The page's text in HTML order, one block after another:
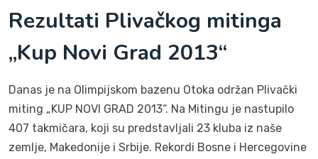
Rezultati Plivačkog mitinga
„Kup Novi Grad 2013“
Danas je na Olimpijskom bazenu Otoka održan Plivački
miting „KUP NOVI GRAD 2013“. Na Mitingu je nastupilo
407 takmičara, koji su predstavljali 23 kluba iz naše
zemlje, Makedonije i Srbije. Rekordi Bosne i Hercegovine